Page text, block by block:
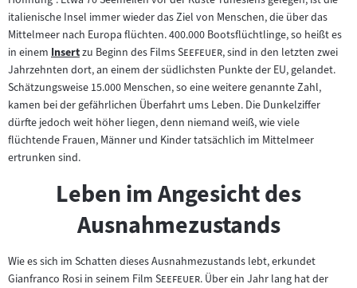
italienische Insel immer wieder das Ziel von Menschen, die über das
Mittelmeer nach Europa flüchten. 400.000 Bootsflüchtlinge, so heißt es
in einem Zum
Inhalt:
Insertzu Beginn des Films"
Seefeuer", sind in den letzten zwei
Jahrzehnten dort, an einem der südlichsten Punkte der EU, gelandet.
Schätzungsweise 15.000 Menschen, so eine weitere genannte Zahl,
kamen bei der gefährlichen Überfahrt ums Leben. Die Dunkelziffer
dürfte jedoch weit höher liegen, denn niemand weiß, wie viele
flüchtende Frauen, Männer und Kinder tatsächlich im Mittelmeer
ertrunken sind.
Leben im Angesicht des
Ausnahmezustands
Wie es sich im Schatten dieses Ausnahmezustands lebt, erkundet
Gianfranco Rosi in seinem Film "
Seefeuer". Über ein Jahr lang hat der